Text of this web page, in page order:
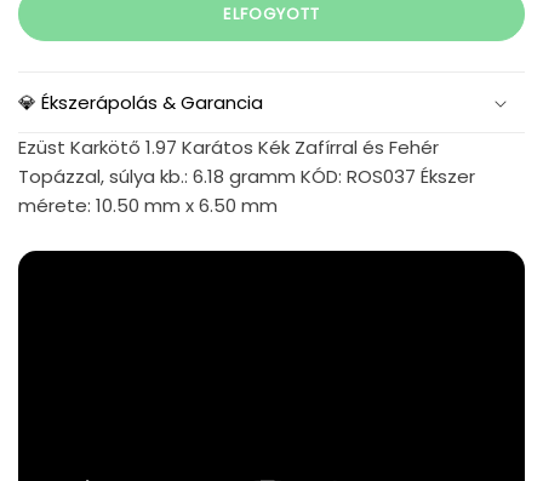
ELFOGYOTT
💎 Ékszerápolás & Garancia
Ezüst Karkötő 1.97 Karátos Kék Zafírral és Fehér
Topázzal, súlya kb.: 6.18 gramm KÓD: ROS037 Ékszer
mérete: 10.50 mm x 6.50 mm